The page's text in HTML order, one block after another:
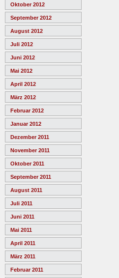
Oktober 2012
September 2012
August 2012
Juli 2012
Juni 2012
Mai 2012
April 2012
März 2012
Februar 2012
Januar 2012
Dezember 2011
November 2011
Oktober 2011
September 2011
August 2011
Juli 2011
Juni 2011
Mai 2011
April 2011
März 2011
Februar 2011